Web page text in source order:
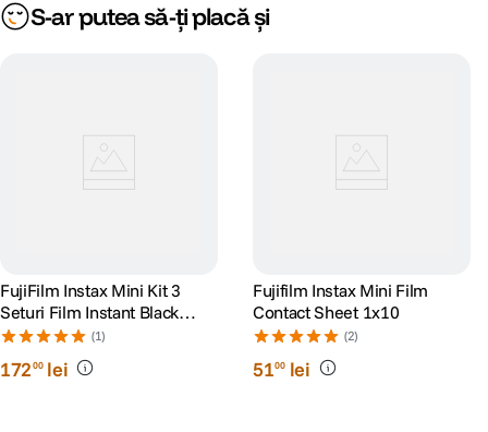
S-ar putea să-ți placă și
FujiFilm Instax Mini Kit 3
Seturi Film Instant Black
Frame, Blue Marble si
Monochrome
(1)
17200 lei
Fujifilm Instax Mini Film
Contact Sheet 1x10
(2)
5100 lei